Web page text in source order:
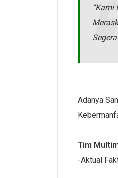
Adanya
Tim
-Aktual